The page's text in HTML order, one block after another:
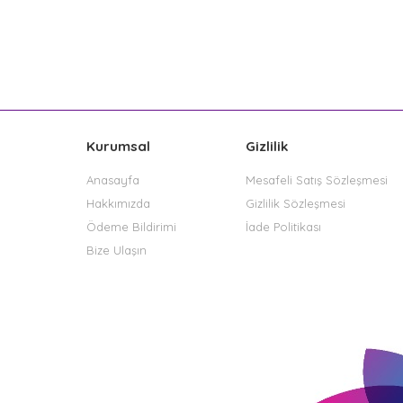
Kurumsal
Anasayfa
Hakkımızda
Ödeme Bildirimi
Bize Ulaşın
Gizlilik
Mesafeli Satış Sözleşmesi
Gizlilik Sözleşmesi
İade Politikası